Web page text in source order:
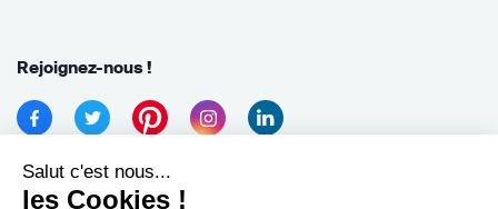
Salut c'est nous...
les Cookies !
Rejoignez-nous !